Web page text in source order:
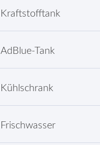
Kraftstofftank
AdBlue-Tank
Kühlschrank
Frischwasser